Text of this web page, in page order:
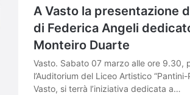
A Vasto la presentazione
di Federica Angeli
Monteiro Duarte
Vasto. Sabato 07 marzo alle ore 9.30,
l’Auditorium del Liceo Artistico
Vasto, si terrà l’iniziativa dedicata a…